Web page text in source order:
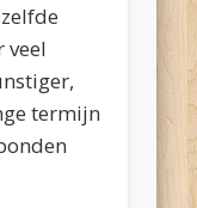
veel
termijn